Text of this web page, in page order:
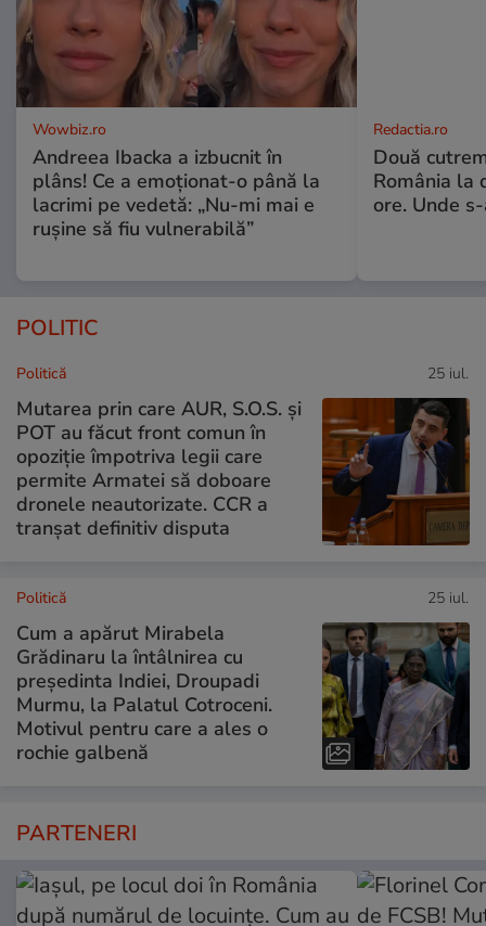
Wowbiz.ro
Andreea Ibacka a izbucnit în
plâns! Ce a emoționat-o până la
lacrimi pe vedetă: „Nu-mi mai e
rușine să fiu vulnerabilă”
Redactia.ro
Două
România la
ore. Unde
POLITIC
Politică 25 iul.
Mutarea prin care AUR, S.O.S. și
POT au făcut front comun în
opoziție împotriva legii care
permite Armatei să doboare
dronele neautorizate. CCR a
tranșat definitiv disputa
Politică 25 iul.
Cum a apărut Mirabela
Grădinaru la întâlnirea cu
președinta Indiei, Droupadi
Murmu, la Palatul Cotroceni.
Motivul pentru care a ales o
rochie galbenă
PARTENERI